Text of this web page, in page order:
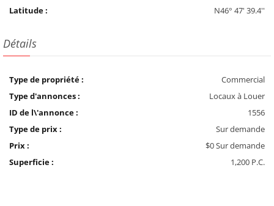
Latitude :
N46° 47' 39.4''
Détails
Type de propriété :
Commercial
Type d'annonces :
Locaux à Louer
ID de l\'annonce :
1556
Type de prix :
Sur demande
Prix :
$0 Sur demande
Superficie :
1,200 P.C.